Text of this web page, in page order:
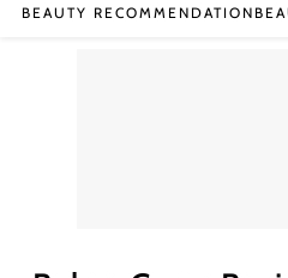
BEAUTY RECOMMENDATION